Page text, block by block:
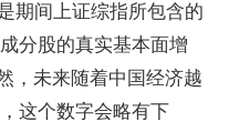
期间上证综指所包含的
分股的真实基本面增
，未来随着中国经济越
这个数字会略有下